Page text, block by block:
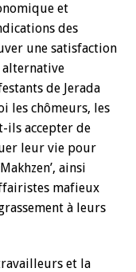
et
des
une satisfaction
alternative
de Jerada
les chômeurs, les
ils accepter de
leur vie pour
ainsi
mafieux
à leurs
et la